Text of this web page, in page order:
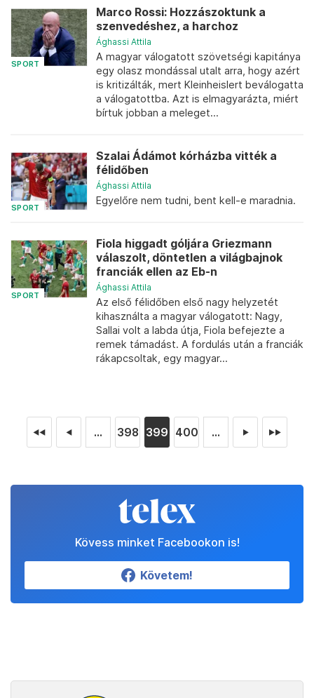
SPORT
Marco Rossi: Hozzászoktunk a
szenvedéshez, a harchoz
Ághassi Attila
A magyar válogatott szövetségi kapitánya
egy olasz mondással utalt arra, hogy azért
is kritizálták, mert Kleinheislert beválogatta
a válogatottba. Azt is elmagyarázta, miért
bírtuk jobban a meleget...
SPORT
Szalai Ádámot kórházba vitték a
félidőben
Ághassi Attila
Egyelőre nem tudni, bent kell-e maradnia.
SPORT
Fiola higgadt góljára Griezmann
válaszolt, döntetlen a világbajnok
franciák ellen az Eb-n
Ághassi Attila
Az első félidőben első nagy helyzetét
kihasználta a magyar válogatott: Nagy,
Sallai volt a labda útja, Fiola befejezte a
remek támadást. A fordulás után a franciák
rákapcsoltak, egy magyar...
◄◄ ◄ ... 398 399 400 ... ► ►►
Kövess minket Facebookon is!
Követem!